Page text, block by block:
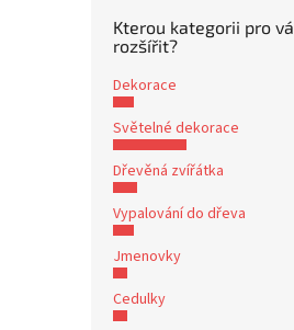
Kterou kategorii pro
rozšířit?
Dekorace
Světelné dekorace
Dřevěná zvířátka
Vypalování do dřeva
Jmenovky
Cedulky